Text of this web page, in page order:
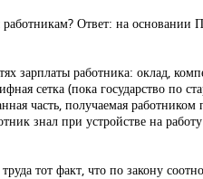
Ответ: на основании
зарплаты работника: оклад,
сетка (пока государство по
часть, получаемая
знал при устройстве на
тот факт, что по закону